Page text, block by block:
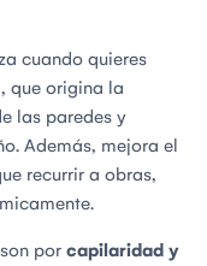
cuando quieres
, que origina la
las paredes y
Además, mejora el
recurrir a obras,
por capilaridad y